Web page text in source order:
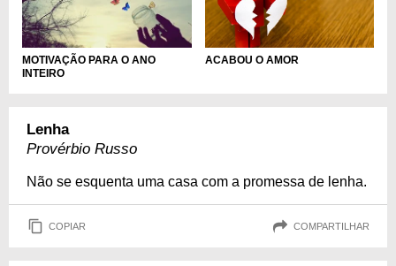
MOTIVAÇÃO PARA O ANO
INTEIRO
ACABOU O AMOR
Lenha
Provérbio Russo
Não se esquenta uma casa com a promessa de lenha.
COPIAR COMPARTILHAR